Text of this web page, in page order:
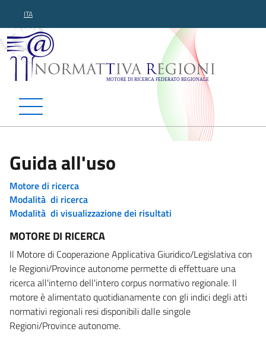
ITA
Normattiva Regioni -
Guida all'uso
Motore di ricerca
Modalità di ricerca
Modalità di visualizzazione dei risultati
MOTORE DI RICERCA
Il Motore di Cooperazione Applicativa Giuridico/Legislativa con
le Regioni/Province autonome permette di effettuare una
ricerca all'interno dell'intero corpus normativo regionale. Il
motore è alimentato quotidianamente con gli indici degli atti
normativi regionali resi disponibili dalle singole
Regioni/Province autonome.